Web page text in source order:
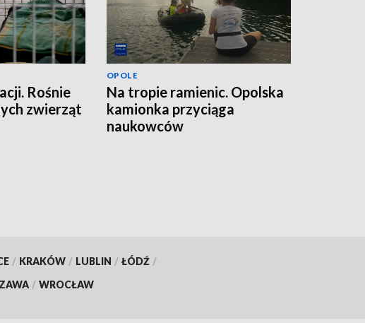
Rośnie
zwierząt
OPOLE
Na tropie ramienic. Opolska
kamionka przyciąga
naukowców
/ KRAKÓW / LUBLIN / ŁÓDŹ /
/ WROCŁAW